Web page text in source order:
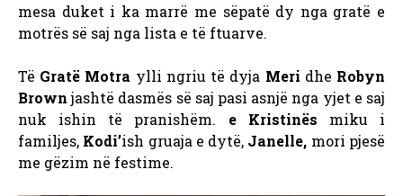
mesa duket i ka marrë me sëpatë dy nga gratë e
motrës së saj nga lista e të ftuarve.
Të Gratë Motra ylli ngriu të dyja Meri dhe Robyn
Brownjashtë dasmës së saj pasi asnjë nga yjet e saj
nuk ishin të pranishëm. e Kristinës miku i
familjes, Kodi’ish gruaja e dytë, Janelle, mori pjesë
me gëzim në festime.